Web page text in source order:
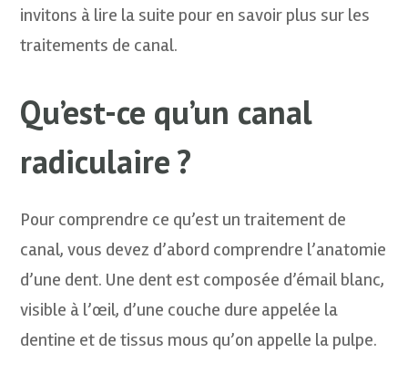
invitons à lire la suite pour en savoir plus sur les
traitements de canal.
Qu’est-ce qu’un canal
radiculaire ?
Pour comprendre ce qu’est un traitement de
canal, vous devez d’abord comprendre l’anatomie
d’une dent. Une dent est composée d’émail blanc,
visible à l’œil, d’une couche dure appelée la
dentine et de tissus mous qu’on appelle la pulpe.